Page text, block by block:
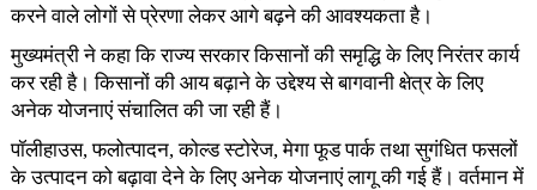
करने वाले लोगों से प्रेरणा लेकर आगे बढ़ने की आवश्यकता है।
मुख्यमंत्री ने कहा कि राज्य सरकार किसानों की समृद्धि के लिए निरंतर कार्य
कर रही है। किसानों की आय बढ़ाने के उद्देश्य से बागवानी क्षेत्र के लिए
अनेक योजनाएं संचालित की जा रही हैं।
पॉलीहाउस, फलोत्पादन, कोल्ड स्टोरेज, मेगा फूड पार्क तथा सुगंधित फसलों
के उत्पादन को बढ़ावा देने के लिए अनेक योजनाएं लागू की गई हैं। वर्तमान में